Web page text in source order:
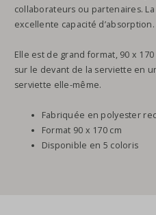
collaborateurs ou partenaires.
excellente capacité d’absorption.
Elle est de grand format, 90 x
sur le devant de la serviette en
serviette elle-même.
Fabriquée en polyester
Format 90 x 170 cm
Disponible en 5 coloris